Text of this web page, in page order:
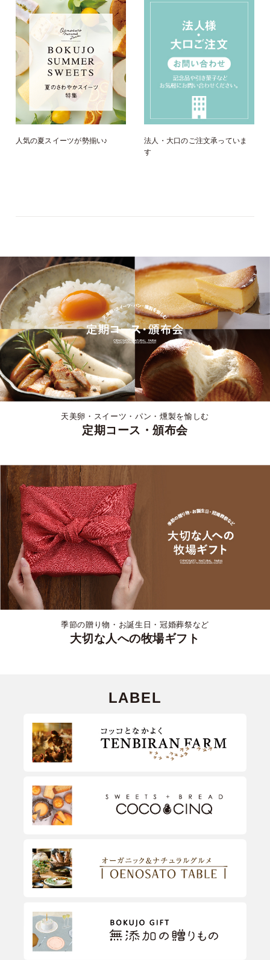
人気の夏スイーツが勢揃い♪
法人・大口のご注文承っていま
す
天美卵・スイーツ・パン・燻製を愉しむ
定期コース・頒布会
季節の贈り物・お誕生日・冠婚葬祭など
大切な人への牧場ギフト
LABEL